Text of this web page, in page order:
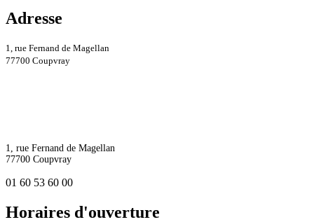
Adresse
1, rue Fernand de Magellan
77700 Coupvray
1, rue Fernand de Magellan
77700 Coupvray
01 60 53 60 00
Horaires d'ouverture